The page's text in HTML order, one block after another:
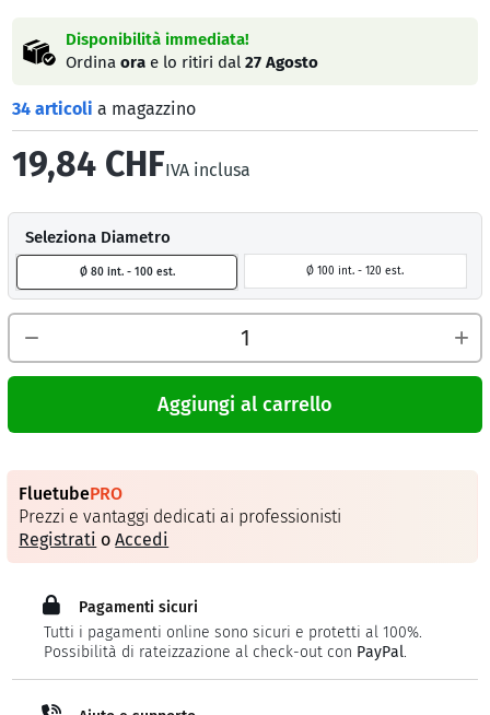
Disponibilità immediata!
Ordinaora e lo ritiri dal27 Agosto
34 articolia magazzino
19,84 CHFIVA inclusa
Seleziona Diametro
Ø 80 int. - 100 est. Ø 100 int. - 120 est.
Aggiungi al carrello
FluetubePRO
Prezzi e vantaggi dedicati ai professionisti
Registrati oAccedi
Pagamenti sicuri
Tutti i pagamenti online sono sicuri e protetti al 100%.
Possibilità di rateizzazione al check-out con PayPal.